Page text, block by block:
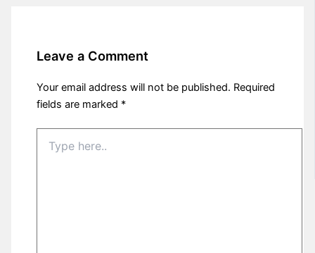
Leave a Comment
Your email address will not be published. Required
fields are marked *
here..